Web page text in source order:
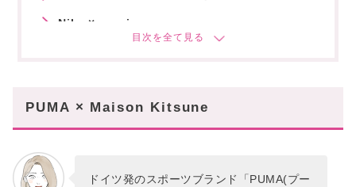
Nike × sacai
PUMA × Maison Kitsune
ドイツ発のスポーツブランド「PUMA(プー